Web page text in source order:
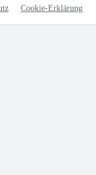
Cookie-Erklärung